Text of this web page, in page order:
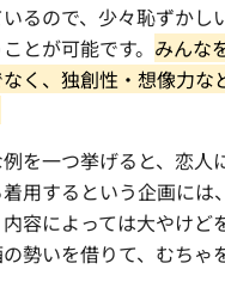
るので、少々恥ずかし
とが可能です。 みんな
く、独創性・想像力な
を一つ挙げると、恋人
用するという企画には
容によっては大やけど
勢いを借りて、むちゃ